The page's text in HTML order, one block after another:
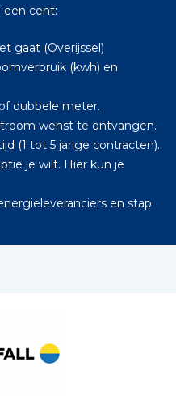
een cent:
gaat (Overijssel)
(kwh) en
dubbele meter.
wenst te ontvangen.
(1 tot 5 jarige contracten).
je wilt. Hier kun je
en stap